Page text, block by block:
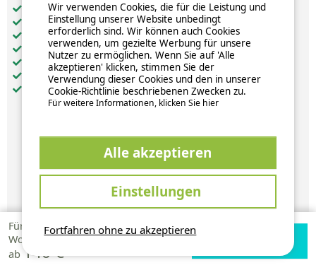
Für 1
Woche
ab 140 €
Verfügbarkeiten
getrennte Schlafzimmer: 2
Küche: 1
Badezimmer: 1
Heizung
Fernseher
Terrasse: 1
360 €
pro Woche
Verfügbarkeiten und Preise
Fortfahren ohne zu akzeptieren
Wir verwenden Cookies, die für die Leistung und
Einstellung unserer Website unbedingt
erforderlich sind. Wir können auch Cookies
verwenden, um gezielte Werbung für unsere
Nutzer zu ermöglichen. Wenn Sie auf 'Alle
akzeptieren' klicken, stimmen Sie der
Verwendung dieser Cookies und den in unserer
Cookie-Richtlinie beschriebenen Zwecken zu.
Für weitere Informationen, klicken Sie hier
Alle akzeptieren
Einstellungen